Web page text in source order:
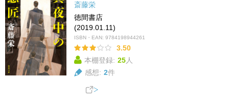
斎藤栄
徳間書店
(2019.01.11)
ISBN・EAN: 9784198944261
3.50
本棚登録: 25人
感想: 2件